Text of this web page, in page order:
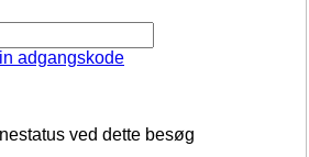
adgangskode
ved dette besøg